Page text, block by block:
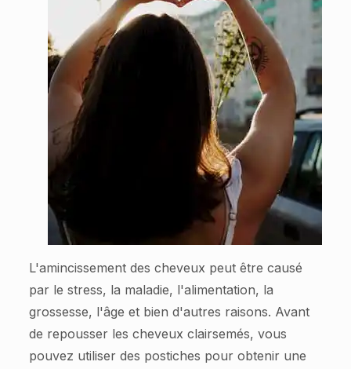
L'amincissement des cheveux peut être causé
par le stress, la maladie, l'alimentation, la
grossesse, l'âge et bien d'autres raisons. Avant
de repousser les cheveux clairsemés, vous
pouvez utiliser des postiches pour obtenir une